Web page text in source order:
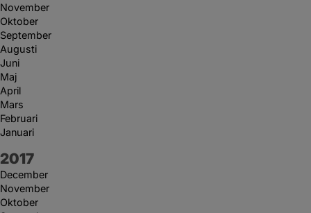
November
Oktober
September
Augusti
Juni
Maj
April
Mars
Februari
Januari
År:
2017
December
November
Oktober